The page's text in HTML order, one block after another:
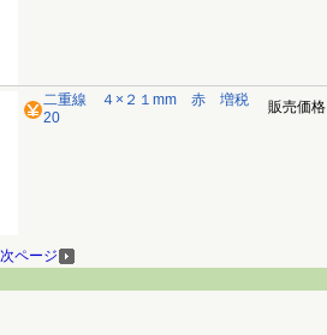
二重線 ４×２１mm 赤 増税
20
販売価格
次ページ